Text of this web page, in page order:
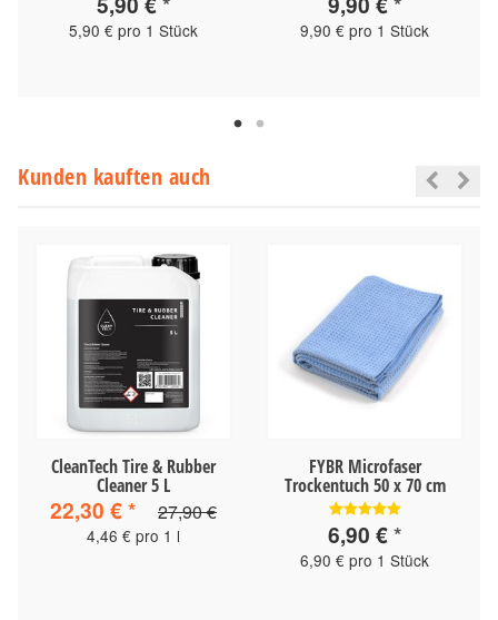
5,90 € pro 1 Stück 9,90 € pro 1 Stück
Kunden kauften auch
CleanTech Tire & Rubber
Cleaner 5 L
22,30 €* 27,90 €
4,46 € pro 1 l
FYBR Microfaser
Trockentuch 50 x 70 cm
6,90 €*
6,90 € pro 1 Stück